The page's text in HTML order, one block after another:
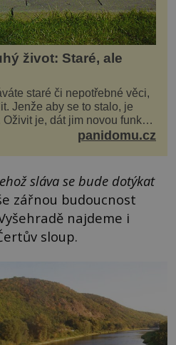
život: Staré, ale
staré či nepotřebné věci,
Jenže aby se to stalo, je
je, dát jim novou funkci
panidomu.cz
sláva se bude dotýkat
zářnou budoucnost
najdeme i
sloup.